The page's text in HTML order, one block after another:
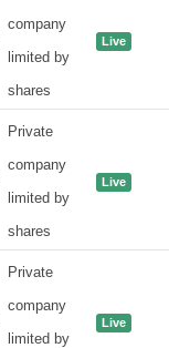
company
limited by
shares
Live
Private
company
limited by
shares
Live
Private
company
limited by
Live